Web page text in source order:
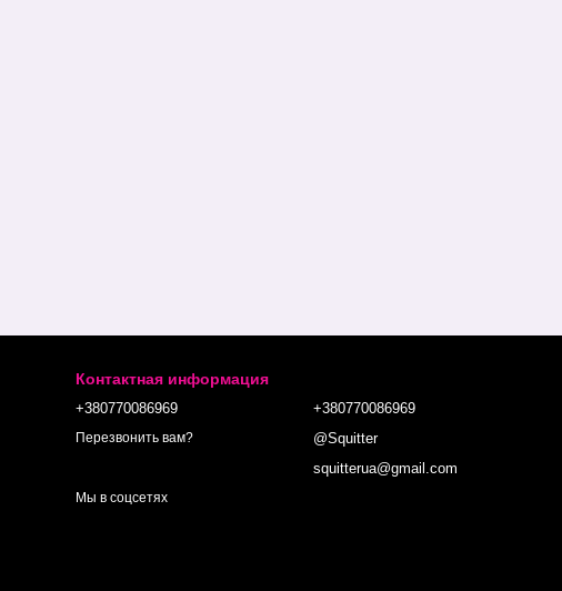
Контактная информация
+380770086969
Перезвонить вам?
+380770086969
@Squitter
squitterua@gmail.com
Мы в соцсетях